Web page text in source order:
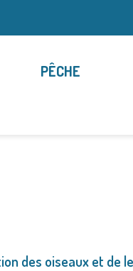
PÊCHE
des oiseaux et de